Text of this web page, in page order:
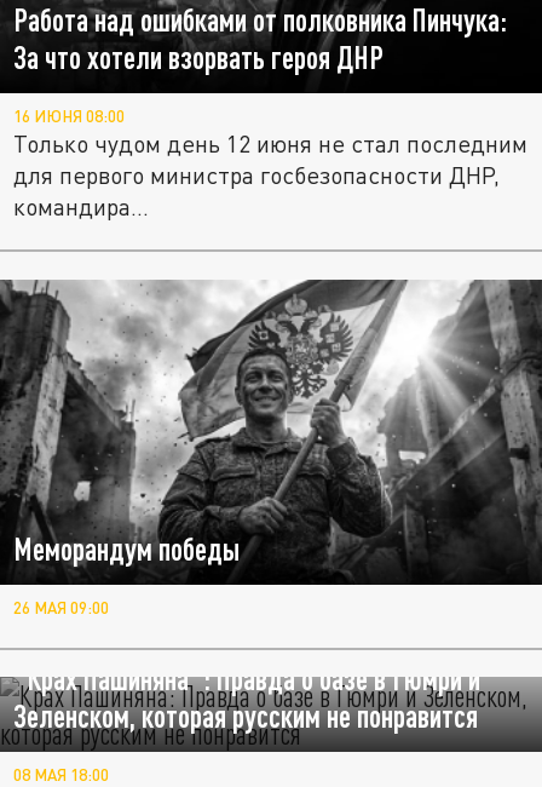
Работа над ошибками от полковника Пинчука:
За что хотели взорвать героя ДНР
16 ИЮНЯ 08:00
Только чудом день 12 июня не стал последним
для первого министра госбезопасности ДНР,
командира...
Меморандум победы
26 МАЯ 09:00
"Крах Пашиняна": Правда о базе в Гюмри и
Зеленском, которая русским не понравится
08 МАЯ 18:00